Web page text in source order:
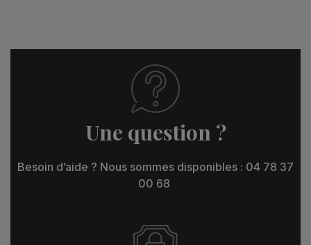
Une question ?
Besoin d’aide ? Nous sommes disponibles : 04 78 37
00 68